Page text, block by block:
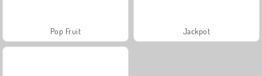
Pop Fruit Jackpot